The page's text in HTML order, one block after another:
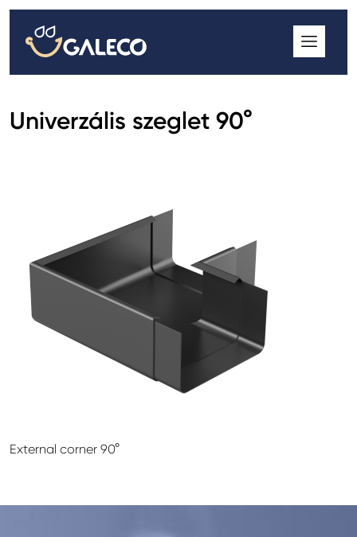
Univerzális szeglet 90°
External corner 90°
ROOFGUTTER CLASSIC
GALECO GRIN MOD
GALECO STAL ERESZCSATORNA RENDSZER
GALECO STAL ERESZCSATORNA RENDSZER
GALECO REJTETT ERESZCSATORNA RENDSZER
QSTALYO ERESZCSATORNA RENDSZER
GALECO LEMEZTERMÉKEK ÉS TETŐKIEGÉSZÍTŐK